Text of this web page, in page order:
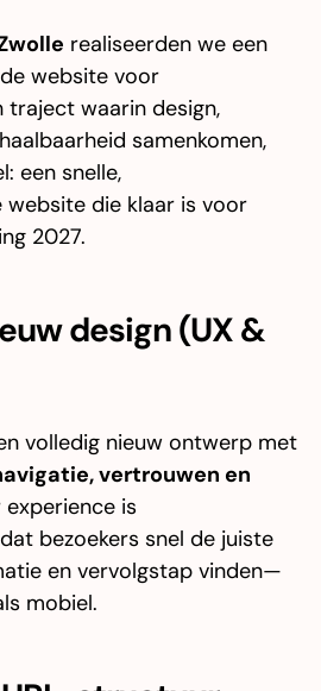
realiseerden we een
website voor
traject waarin design,
samenkomen,
een snelle,
website die klaar is voor
2027.
design (UX &
volledig nieuw ontwerp met
vertrouwen en
experience is
bezoekers snel de juiste
en vervolgstap vinden—
mobiel.